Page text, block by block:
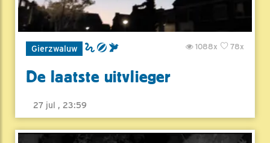
Gierzwaluw 78x
1088x
De laatste uitvlieger
27 jul , 23:59